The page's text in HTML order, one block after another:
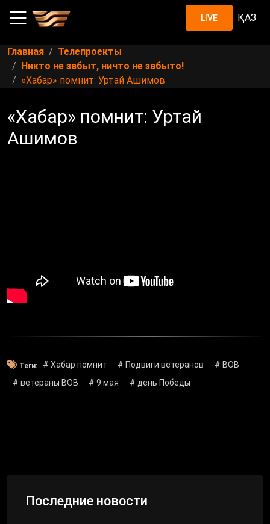
LIVE ҚАЗ
Главная
Телепроекты
Никто не забыт, ничто не забыто!
«Хабар» помнит: Уртай Ашимов
«Хабар» помнит: Уртай
Ашимов
Теги: # Хабар помнит # Подвиги ветеранов
# ВОВ
# ветераны ВОВ
# 9 мая # день Победы
Последние новости